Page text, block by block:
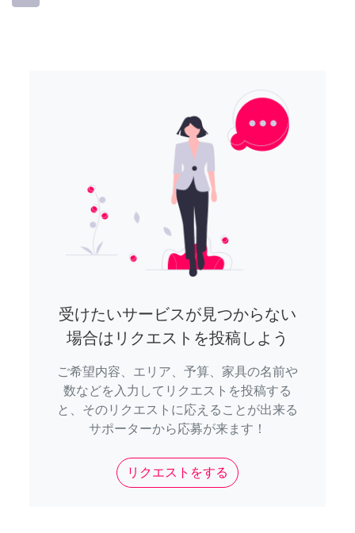
受けたいサービスが見つからない
場合はリクエストを投稿しよう
ご希望内容、エリア、予算、家具の名前や
数などを入力してリクエストを投稿する
と、そのリクエストに応えることが出来る
サポーターから応募が来ます！
リクエストをする